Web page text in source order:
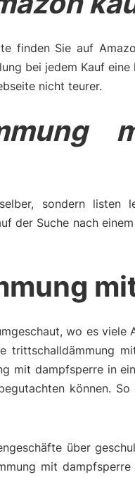
finden Sie auf
bei jedem Kauf eine
nicht teurer.
sondern listen
der Suche nach
wo es
trittschalldämmung
mit dampfsperre in
können.
über
mit